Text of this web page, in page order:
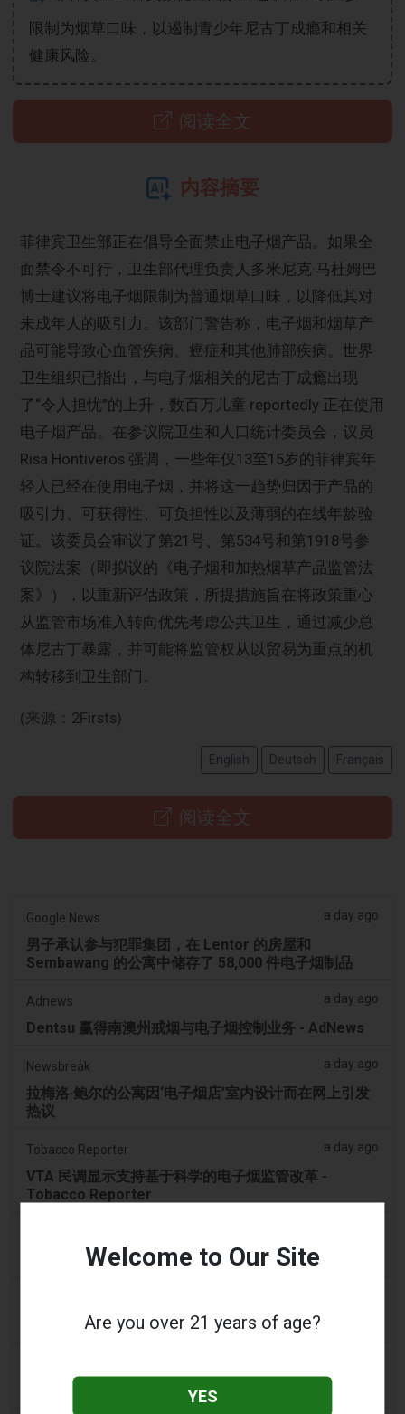
限制为烟草口味，以遏制青少年尼古丁成瘾和相关
健康风险。
阅读全文
内容摘要
菲律宾卫生部正在倡导全面禁止电子烟产品。如果全
面禁令不可行，卫生部代理负责人多米尼克·马杜姆巴
博士建议将电子烟限制为普通烟草口味，以降低其对
未成年人的吸引力。该部门警告称，电子烟和烟草产
品可能导致心血管疾病、癌症和其他肺部疾病。世界
卫生组织已指出，与电子烟相关的尼古丁成瘾出现
了“令人担忧”的上升，数百万儿童 reportedly 正在使用
电子烟产品。在参议院卫生和人口统计委员会，议员
Risa Hontiveros 强调，一些年仅13至15岁的菲律宾年
轻人已经在使用电子烟，并将这一趋势归因于产品的
吸引力、可获得性、可负担性以及薄弱的在线年龄验
证。该委员会审议了第21号、第534号和第1918号参
议院法案（即拟议的《电子烟和加热烟草产品监管法
案》），以重新评估政策，所提措施旨在将政策重心
从监管市场准入转向优先考虑公共卫生，通过减少总
体尼古丁暴露，并可能将监管权从以贸易为重点的机
构转移到卫生部门。
(来源：2Firsts)
English Deutsch Français
阅读全文
Google News a day ago
男子承认参与犯罪集团，在 Lentor 的房屋和
Sembawang 的公寓中储存了 58,000 件电子烟制品
Adnews a day ago
Dentsu 赢得南澳州戒烟与电子烟控制业务 - AdNews
Newsbreak a day ago
拉梅洛·鲍尔的公寓因‘电子烟店’室内设计而在网上引发
热议
Tobacco Reporter a day ago
VTA 民调显示支持基于科学的电子烟监管改革 -
Tobacco Reporter
俄克拉荷马城一家电子烟店在货车撞破店面后寻求帮助
PAX全新Aurora Burst Vape附赠4,000美元冒险大奖
想携带电子烟出国的旅客收到旅行警示
Welcome to Our Site
Are you over 21 years of age?
YES